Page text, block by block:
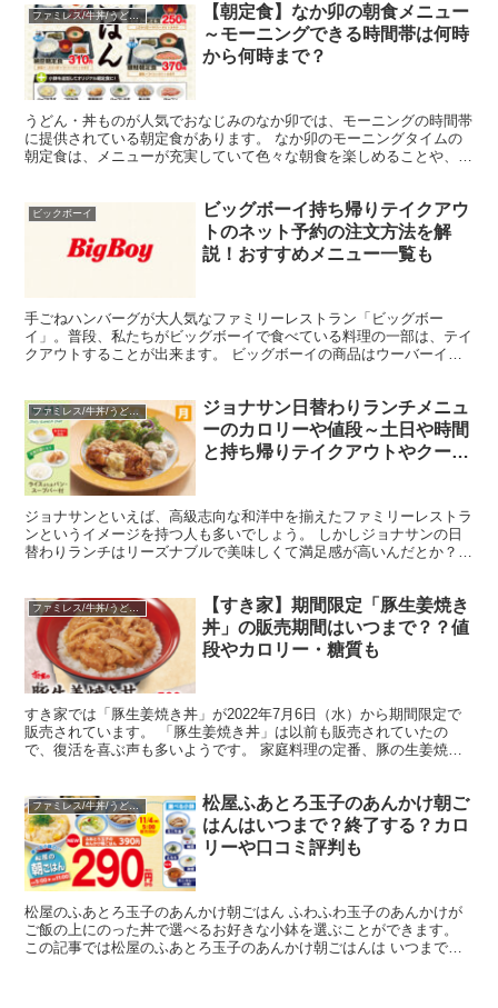
ファミレス/牛丼/うどん/中華
【朝定食】なか卯の朝食メニュー
～モーニングできる時間帯は何時
から何時まで？
うどん・丼ものが人気でおなじみのなか卯では、モーニングの時間帯
に提供されている朝定食があります。 なか卯のモーニングタイムの
朝定食は、メニューが充実していて色々な朝食を楽しめることや、リ
ビックボーイ
ビッグボーイ持ち帰りテイクアウ
トのネット予約の注文方法を解
説！おすすめメニュー一覧も
手ごねハンバーグが大人気なファミリーレストラン「ビッグボー
イ」。普段、私たちがビッグボーイで食べている料理の一部は、テイ
クアウトすることが出来ます。 ビッグボーイの商品はウーバーイー
ファミレス/牛丼/うどん/中華
ジョナサン日替わりランチメニュ
ーのカロリーや値段～土日や時間
と持ち帰りテイクアウトやクーポ
ジョナサンといえば、高級志向な和洋中を揃えたファミリーレストラ
ンというイメージを持つ人も多いでしょう。 しかしジョナサンの日
替わりランチはリーズナブルで美味しくて満足感が高いんだとか？！
ファミレス/牛丼/うどん/中華
【すき家】期間限定「豚生姜焼き
丼」の販売期間はいつまで？？値
段やカロリー・糖質も
すき家では「豚生姜焼き丼」が2022年7月6日（水）から期間限定で
販売されています。 「豚生姜焼き丼」は以前も販売されていたの
で、復活を喜ぶ声も多いようです。 家庭料理の定番、豚の生姜焼き
ファミレス/牛丼/うどん/中華
松屋ふあとろ玉子のあんかけ朝ご
はんはいつまで？終了する？カロ
リーや口コミ評判も
松屋のふあとろ玉子のあんかけ朝ごはん ふわふわ玉子のあんかけが
ご飯の上にのった丼で選べるお好きな小鉢を選ぶことができます。
この記事では松屋のふあとろ玉子のあんかけ朝ごはんは いつまで？